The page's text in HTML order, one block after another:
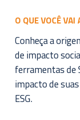
O QUE VOCÊ VAI
Conheça a
de impacto
ferramentas
impacto de
ESG.